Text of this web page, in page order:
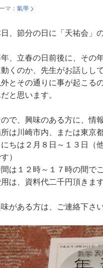
マ： 氣學
、節分の日に「天祐会」
、立春の日前後に、その
くのか、先生がお話しし
とその通りに事が起こる
と思います。
で、興味のある方に、情
は川崎市内、または東京
にちは２月８日～１３日（
）
は１２時～１７時の間で
は、資料代二千円頂きます
がある方は、ご連絡下さい